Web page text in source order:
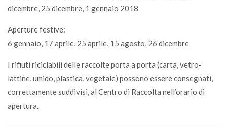
dicembre, 25 dicembre, 1 gennaio 2018
Aperture festive:
6 gennaio, 17 aprile, 25 aprile, 15 agosto, 26 dicembre
I rifiuti riciclabili delle raccolte porta a porta (carta, vetro-
lattine, umido, plastica, vegetale) possono essere consegnati,
correttamente suddivisi, al Centro di Raccolta nell’orario di
apertura.